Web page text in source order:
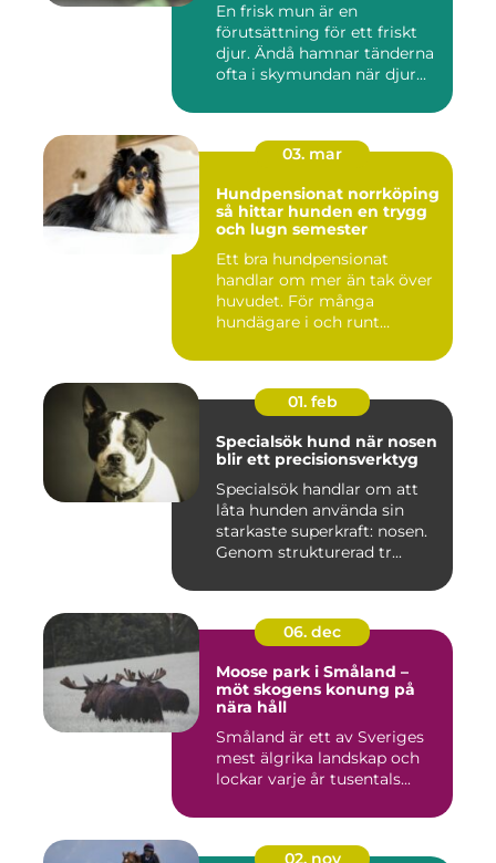
En frisk mun är en
förutsättning för ett friskt
djur. Ändå hamnar tänderna
ofta i skymundan när djur...
03. mar
Hundpensionat norrköping
så hittar hunden en trygg
och lugn semester
Ett bra hundpensionat
handlar om mer än tak över
huvudet. För många
hundägare i och runt
01. feb
Specialsök hund när nosen
blir ett precisionsverktyg
Specialsök handlar om att
låta hunden använda sin
starkaste superkraft: nosen.
Genom strukturerad tr...
06. dec
Moose park i Småland –
möt skogens konung på
nära håll
Småland är ett av Sveriges
mest älgrika landskap och
lockar varje år tusentals...
02. nov